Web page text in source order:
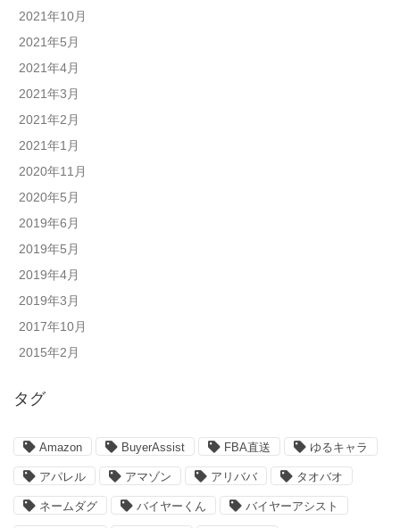
2021年10月
2021年5月
2021年4月
2021年3月
2021年2月
2021年1月
2020年11月
2020年5月
2019年6月
2019年5月
2019年4月
2019年3月
2017年10月
2015年2月
タグ
Amazon BuyerAssist FBA直送 ゆるキャラ
アパレル アマゾン アリババ タオバオ
ネームダグ バイヤーくん バイヤーアシスト